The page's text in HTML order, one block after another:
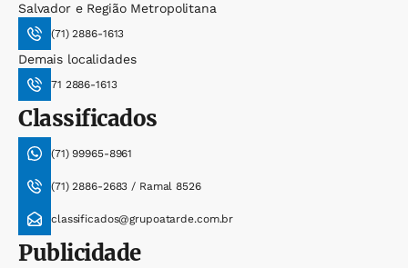
Salvador e Região Metropolitana
(71) 2886-1613
Demais localidades
71 2886-1613
Classificados
(71) 99965-8961
(71) 2886-2683 / Ramal 8526
classificados@grupoatarde.com.br
Publicidade